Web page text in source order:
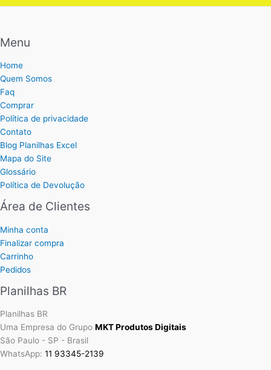
Menu
Home
Quem Somos
Faq
Comprar
Política de privacidade
Contato
Blog Planilhas Excel
Mapa do Site
Glossário
Política de Devolução
Área de Clientes
Minha conta
Finalizar compra
Carrinho
Pedidos
Planilhas BR
Planilhas BR
Uma Empresa do Grupo MKT Produtos Digitais
São Paulo - SP - Brasil
WhatsApp: 11 93345-2139